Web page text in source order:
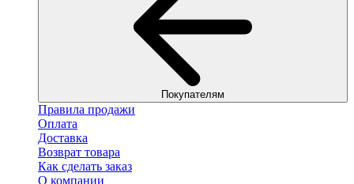
Покупателям
Правила продажи
Оплата
Доставка
Возврат товара
Как сделать заказ
О компании